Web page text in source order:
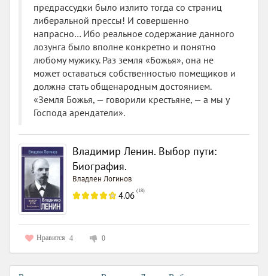
предрассудки было излито тогда со страниц
либеральной прессы! И совершенно
напрасно… Ибо реальное содержание данного
лозунга было вполне конкретно и понятно
любому мужику. Раз земля «Божья», она не
может оставаться собственностью помещиков и
должна стать общенародным достоянием.
«Земля Божья, — говорили крестьяне, — а мы у
Господа арендатели».
Владимир Ленин. Выбор пути:
Биография.
Владлен Логинов
4.06 (18)
Нравится 4 0